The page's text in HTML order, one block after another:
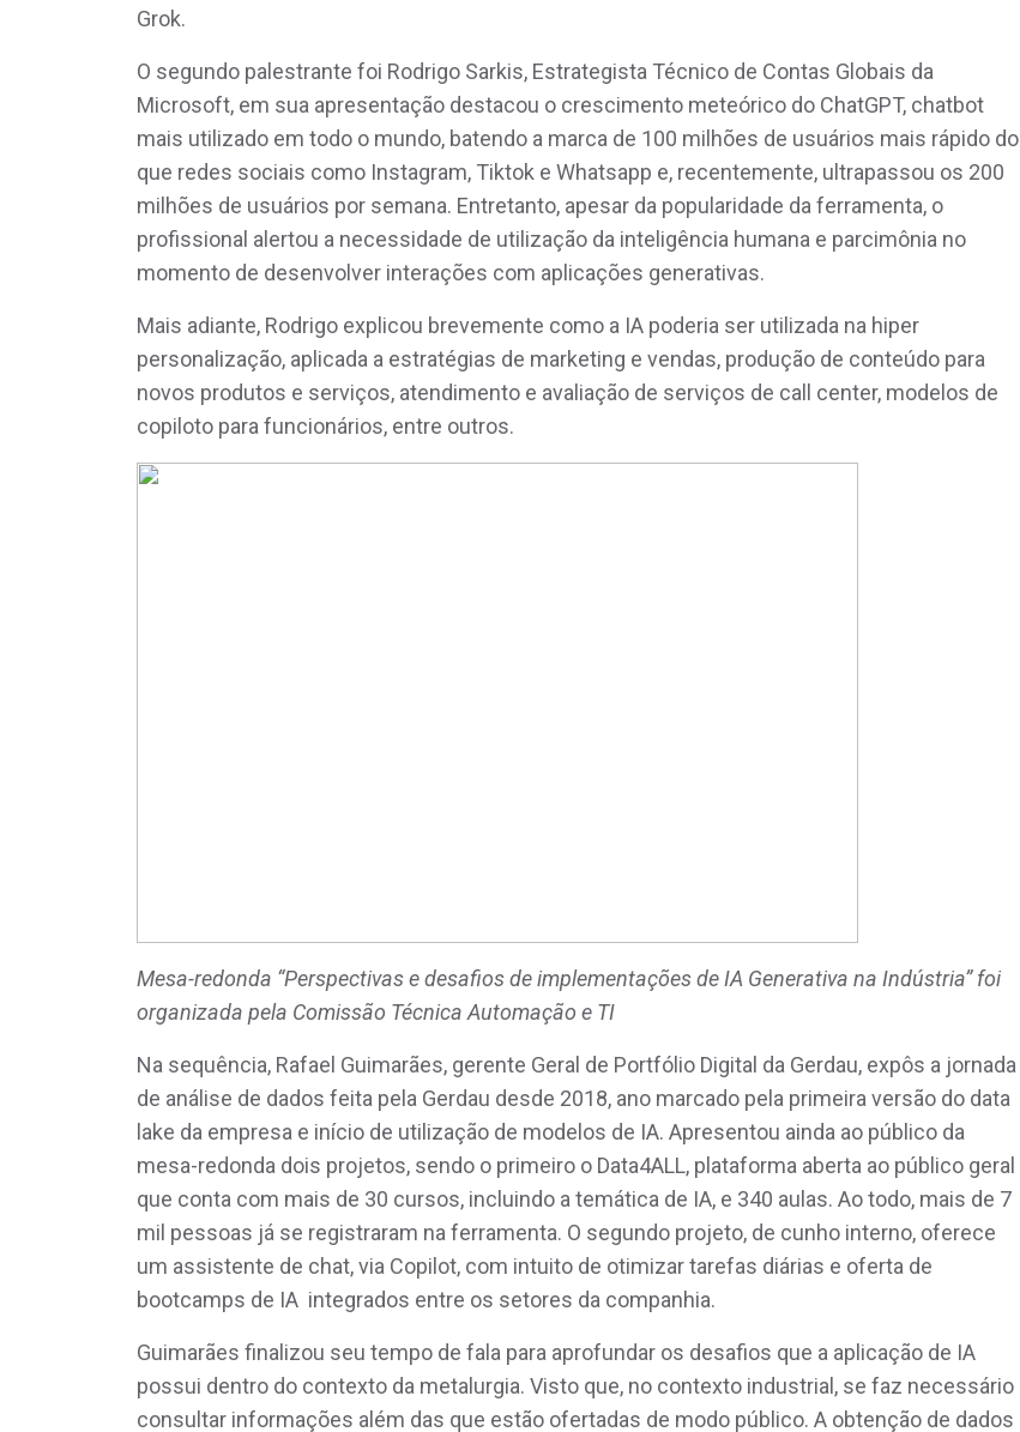
Grok.
O segundo palestrante foi Rodrigo Sarkis, Estrategista Técnico de Contas Globais da
Microsoft, em sua apresentação destacou o crescimento meteórico do ChatGPT, chatbot
mais utilizado em todo o mundo, batendo a marca de 100 milhões de usuários mais rápido do
que redes sociais como Instagram, Tiktok e Whatsapp e, recentemente, ultrapassou os 200
milhões de usuários por semana. Entretanto, apesar da popularidade da ferramenta, o
profissional alertou a necessidade de utilização da inteligência humana e parcimônia no
momento de desenvolver interações com aplicações generativas.
Mais adiante, Rodrigo explicou brevemente como a IA poderia ser utilizada na hiper
personalização, aplicada a estratégias de marketing e vendas, produção de conteúdo para
novos produtos e serviços, atendimento e avaliação de serviços de call center, modelos de
copiloto para funcionários, entre outros.
Mesa-redonda “Perspectivas e desafios de implementações de IA Generativa na Indústria” foi
organizada pela Comissão Técnica Automação e TI
Na sequência, Rafael Guimarães, gerente Geral de Portfólio Digital da Gerdau, expôs a jornada
de análise de dados feita pela Gerdau desde 2018, ano marcado pela primeira versão do data
lake da empresa e início de utilização de modelos de IA. Apresentou ainda ao público da
mesa-redonda dois projetos, sendo o primeiro o Data4ALL, plataforma aberta ao público geral
que conta com mais de 30 cursos, incluindo a temática de IA, e 340 aulas. Ao todo, mais de 7
mil pessoas já se registraram na ferramenta. O segundo projeto, de cunho interno, oferece
um assistente de chat, via Copilot, com intuito de otimizar tarefas diárias e oferta de
bootcamps de IA integrados entre os setores da companhia.
Guimarães finalizou seu tempo de fala para aprofundar os desafios que a aplicação de IA
possui dentro do contexto da metalurgia. Visto que, no contexto industrial, se faz necessário
consultar informações além das que estão ofertadas de modo público. A obtenção de dados